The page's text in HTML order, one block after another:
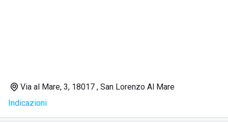
· Cabine;
· Wifi libero;
Via al Mare, 3, 18017 , San Lorenzo Al Mare
Indicazioni